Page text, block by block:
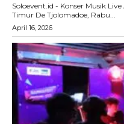
Soloevent.id - Konser Musik
Timur De Tjolomadoe, Rabu...
April 16, 2026